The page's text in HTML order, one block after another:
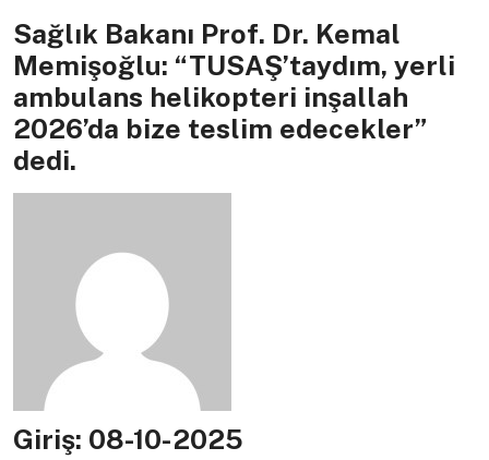
Sağlık Bakanı Prof. Dr. Kemal
Memişoğlu: “TUSAŞ’taydım, yerli
ambulans helikopteri inşallah
2026’da bize teslim edecekler”
dedi.
Giriş: 08-10-2025